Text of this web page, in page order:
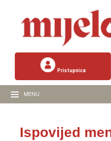
Pristupnica
MENU
Ispovijed